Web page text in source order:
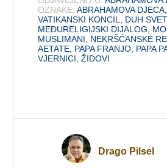
OZNAKE: ABRAHAMOVA DJECA,
VATIKANSKI KONCIL, DUH
MEĐURELIGIJSKI DIJALOG,
MUSLIMANI, NEKRŠĆANSKE
AETATE, PAPA FRANJO, PAPA
VJERNICI,ŽIDOVI
Drago Pilsel